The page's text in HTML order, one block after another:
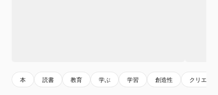
本 読書 教育 学ぶ 学習 創造性 クリエイ